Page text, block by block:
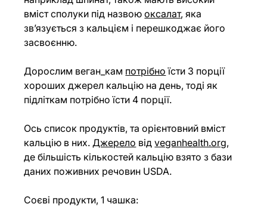
вміст сполуки під назвою оксалат, яка
зв’язується з кальцієм і перешкоджає його
засвоєнню.
Дорослим веган_кам потрібно їсти 3 порції
хороших джерел кальцію на день, тоді як
підліткам потрібно їсти 4 порції.
Ось список продуктів, та орієнтовний вміст
кальцію в них. Джерело від veganhealth.org,
де більшість кількостей кальцію взято з бази
даних поживних речовин USDA.
Соєві продукти, 1 чашка: